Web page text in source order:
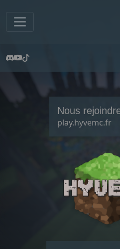
Nous
play.hyvemc.fr